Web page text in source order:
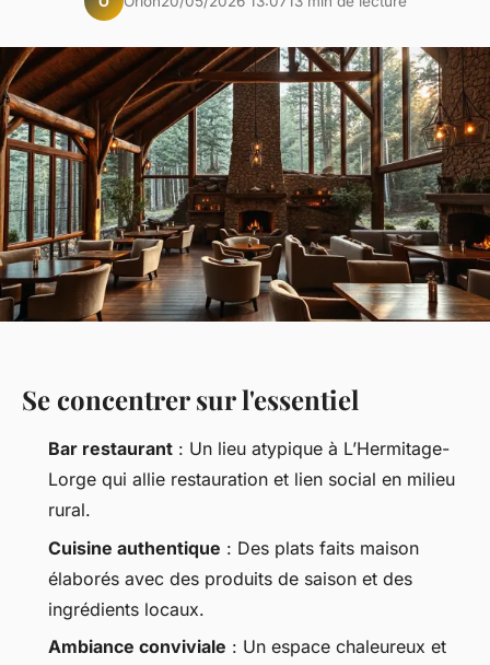
Se concentrer sur l'essentiel
Bar restaurant : Un lieu atypique à L’Hermitage-
Lorge qui allie restauration et lien social en milieu
rural.
Cuisine authentique : Des plats faits maison
élaborés avec des produits de saison et des
ingrédients locaux.
Ambiance conviviale : Un espace chaleureux et